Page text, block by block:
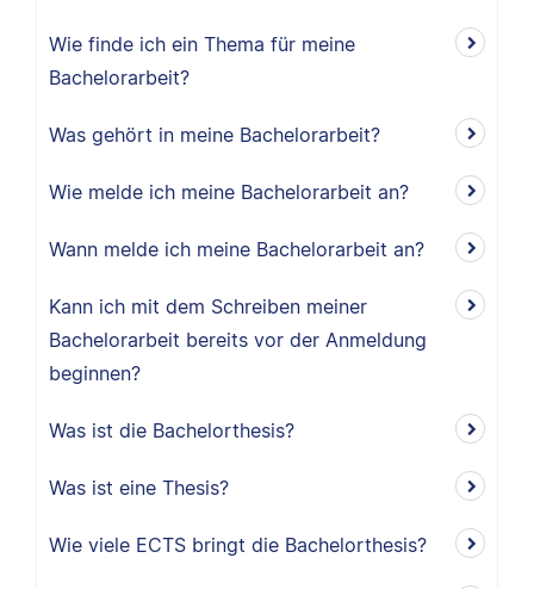
Wie finde ich ein Thema für meine
Bachelorarbeit?
Was gehört in meine Bachelorarbeit?
Wie melde ich meine Bachelorarbeit an?
Wann melde ich meine Bachelorarbeit an?
Kann ich mit dem Schreiben meiner
Bachelorarbeit bereits vor der Anmeldung
beginnen?
Was ist die Bachelorthesis?
Was ist eine Thesis?
Wie viele ECTS bringt die Bachelorthesis?